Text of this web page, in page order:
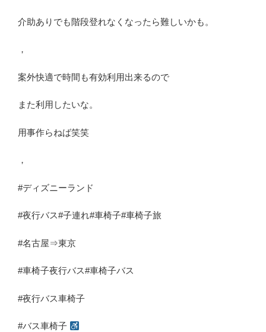
介助ありでも階段登れなくなったら難しいかも。
，
案外快適で時間も有効利用出来るので
また利用したいな。
用事作らねば笑笑
，
#ディズニーランド
#夜行バス#子連れ#車椅子#車椅子旅
#名古屋⇒東京
#車椅子夜行バス#車椅子バス
#夜行バス車椅子
#バス車椅子